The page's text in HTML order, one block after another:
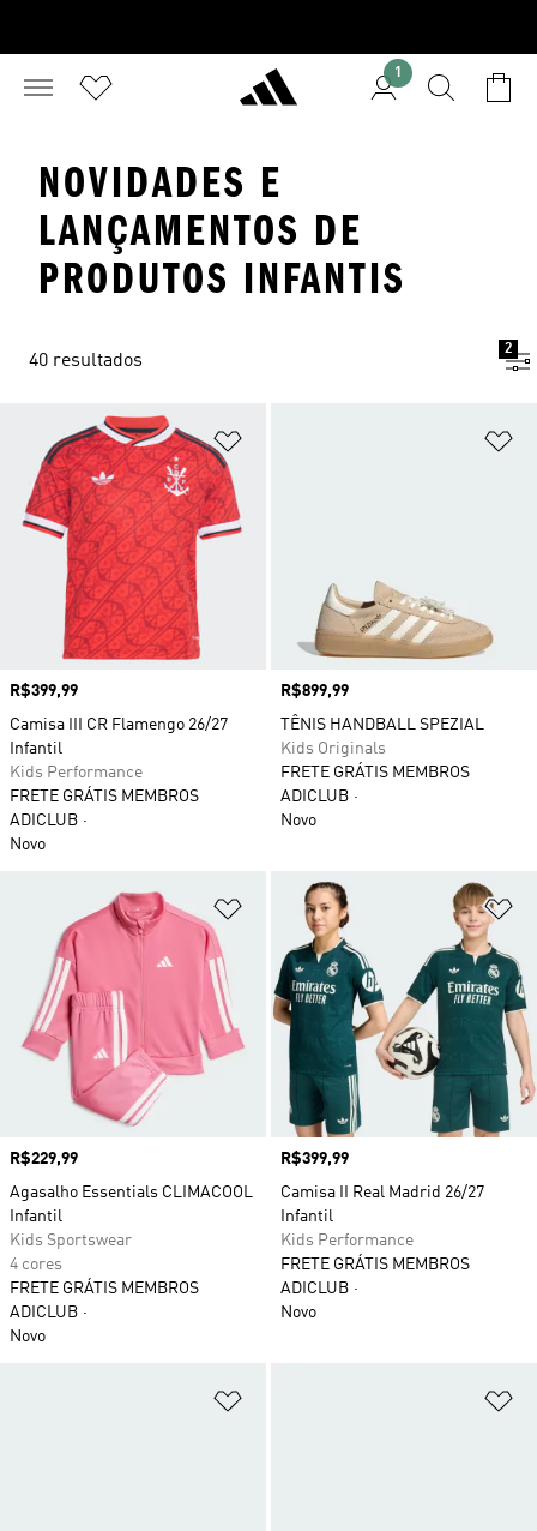
1
NOVIDADES E
LANÇAMENTOS DE
PRODUTOS INFANTIS
40 resultados
2
Preço
R$399,99
Camisa III CR Flamengo 26/27
Infantil
Kids Performance
FRETE GRÁTIS MEMBROS
ADICLUB
Novo
Preço
R$899,99
TÊNIS HANDBALL SPEZIAL
Kids Originals
FRETE GRÁTIS MEMBROS
ADICLUB
Novo
Adicionar à Lista de Desejos
Preço
R$229,99
Agasalho Essentials CLIMACOOL
Infantil
Kids Sportswear
4 cores
FRETE GRÁTIS MEMBROS
ADICLUB
Novo
Preço
R$399,99
Camisa II Real Madrid 26/27
Infantil
Kids Performance
FRETE GRÁTIS MEMBROS
ADICLUB
Novo